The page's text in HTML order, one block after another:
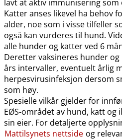
lavt at aktiv immunisering som
Katter anses likevel ha behov
alder, noe som i visse tilfeller
også kan vurderes til hund.
alle hunder og katter ved 6
Deretter vaksineres hunder
års intervaller, eventuelt årlig
herpesvirusinfeksjon dersom
som høy.
Spesielle vilkår gjelder for
EØS-området av hund, katt og
sin eier. For detaljerte
Mattilsynets nettside og